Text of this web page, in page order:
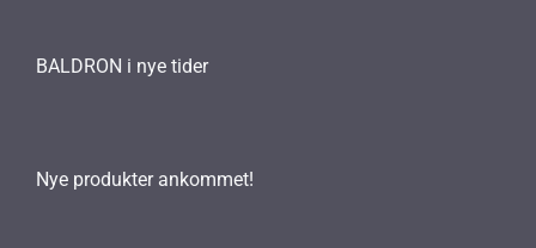
BALDRON i nye tider
Nye produkter ankommet!